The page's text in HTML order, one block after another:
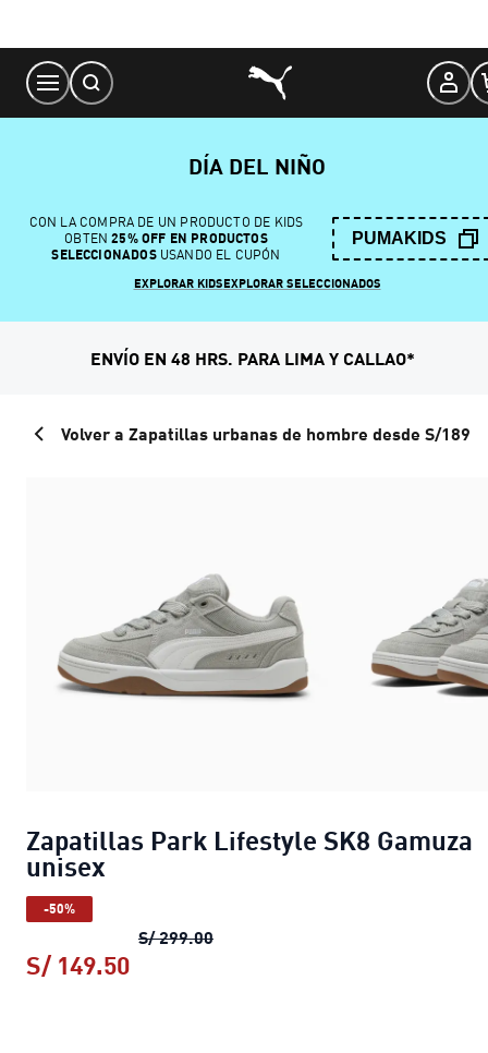
Content
DÍA DEL NIÑO
CON LA COMPRA DE UN PRODUCTO DE KIDS
OBTEN 25% OFF EN PRODUCTOS
SELECCIONADOSUSANDO EL CUPÓN
PUMAKIDS
EXPLORAR KIDSEXPLORAR SELECCIONADOS
ENVÍO EN 48 HRS. PARA LIMA Y CALLAO*
Volver a Zapatillas urbanas de hombre desde S/189
Zapatillas Park Lifestyle SK8 Gamuza
unisex
-50%
S/ 299.00Zapatillas Park Lifestyle SK8
S/ 149.50